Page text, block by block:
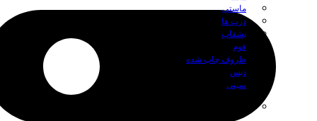
ماستی
درب ها
بشقاب
فوم
ظروف چاپ شده
دیس
سینی